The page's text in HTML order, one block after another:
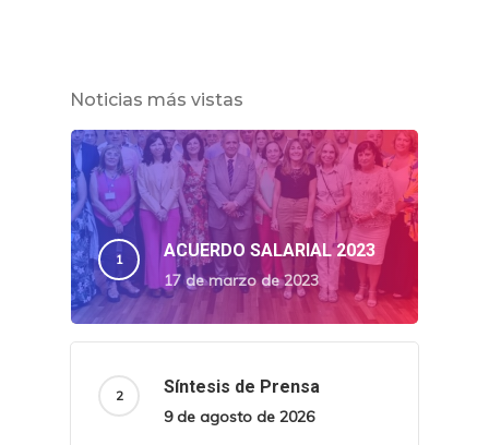
Noticias más vistas
ACUERDO SALARIAL 2023
17 de marzo de 2023
Síntesis de Prensa
9 de agosto de 2026